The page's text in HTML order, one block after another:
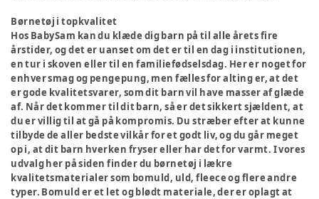
Børnetøj i topkvalitet
Hos BabySam kan du klæde dig barn på til alle årets fire
årstider, og det er uanset om det er til en dag i institutionen,
en tur i skoven eller til en familiefødselsdag. Her er noget for
enhver smag og pengepung, men fælles for alting er, at det
er gode kvalitetsvarer, som dit barn vil have masser af glæde
af. Når det kommer til dit barn, så er det sikkert sjældent, at
du er villig til at gå på kompromis. Du stræber efter at kunne
tilbyde de aller bedste vilkår for et godt liv, og du går meget
op i, at dit barn hverken fryser eller har det for varmt. I vores
udvalg her på siden finder du børnetøj i lækre
kvalitetsmaterialer som bomuld, uld, fleece og flere andre
typer. Bomuld er et let og blødt materiale, der er oplagt at